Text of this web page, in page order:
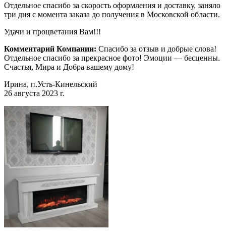
Отдельное спасибо за скорость оформления и доставку, заняло
три дня с момента заказа до получения в Московской области.
Удачи и процветания Вам!!!
Комментарий Компании: Спасибо за отзыв и добрые слова!
Отдельное спасибо за прекрасное фото! Эмоции — бесценны.
Счастья, Мира и Добра вашему дому!
Ирина, п.Усть-Кинельский
26 августа 2023 г.